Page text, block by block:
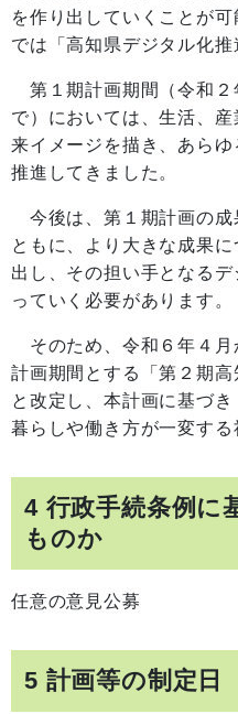
を作り出していくことが
では「高知県デジタル化推
第１期計画期間（令和２
で）においては、生活、
来イメージを描き、あら
推進してきました。
今後は、第１期計画の成
ともに、より大きな成果
出し、その担い手となる
っていく必要があります。
そのため、令和６年４月
計画期間とする「第２期
と改定し、本計画に基づき
暮らしや働き方が一変する
4 行政手続条例に
ものか
任意の意見公募
5 計画等の制定日